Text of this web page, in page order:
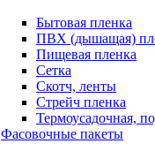
Бытовая пленка
ПВХ (дышащая)
Пищевая пленка
Сетка
Скотч, ленты
Стрейч пленка
Термоусадочная,
Фасовочные пакеты